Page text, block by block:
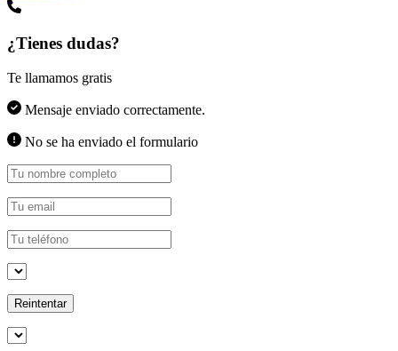
¿Tienes dudas?
Te llamamos gratis
Mensaje enviado correctamente.
No se ha enviado el formulario
Reintentar